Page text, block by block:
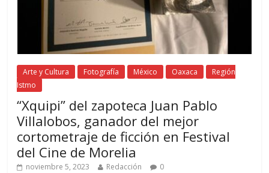
Arte y Cultura Fotografía México Oaxaca
Región
Istmo
“Xquipi” del zapoteca Juan Pablo
Villalobos, ganador del mejor
cortometraje de ficción en Festival
del Cine de Morelia
noviembre 5, 2023 Redacción 0